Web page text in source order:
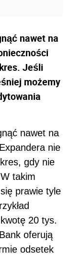
nawet na
Jeśli
możemy
nawet na
nie
gdy nie
takim
prawie tyle
20 tys.
oferują
odsetek